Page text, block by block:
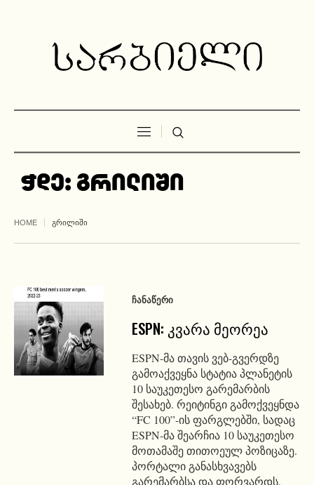
ჭდე:გრილიში
HOME ᲒᲠᲘᲚᲘᲨᲘ
ᲩᲐᲜᲐᲬᲔᲠᲘ
ESPN: კვარა მეორეა
ESPN-მა თავის ვებ-გვერდზე
გამოაქვეყნა სტატია პლანეტის
10 საუკეთესო გარემარბის
შესახებ. რეიტინგი გამოქვეყნდა
“FC 100”-ის ფარგლებში, სადაც
ESPN-მა შეარჩია 10 საუკეთესო
მოთამაშე თითოეულ პოზიცაზე.
პორტალი განასხვავებს
გარემარბსა და ფორვარდს,